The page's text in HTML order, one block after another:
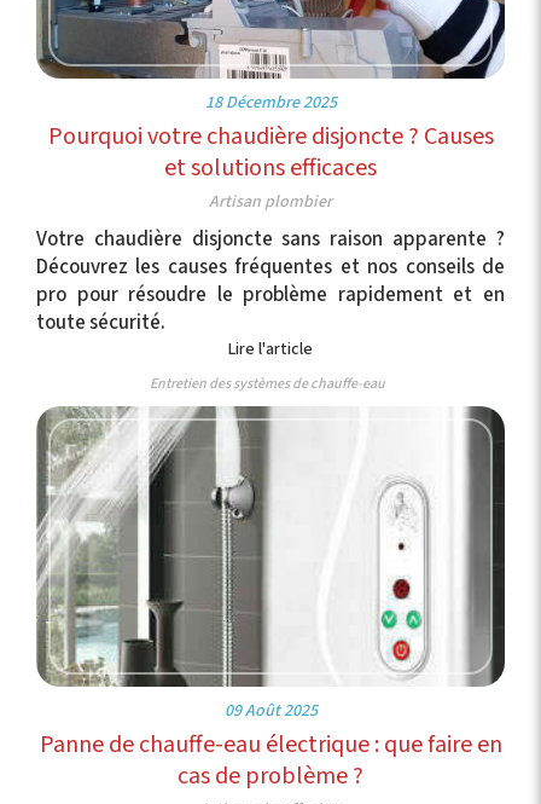
18 Décembre 2025
Pourquoi votre chaudière disjoncte ? Causes
et solutions efficaces
Artisan plombier
Votre chaudière disjoncte sans raison apparente ?
Découvrez les causes fréquentes et nos conseils de
pro pour résoudre le problème rapidement et en
toute sécurité.
Lire l'article
Entretien des systèmes de chauffe-eau
09 Août 2025
Panne de chauffe-eau électrique : que faire en
cas de problème ?